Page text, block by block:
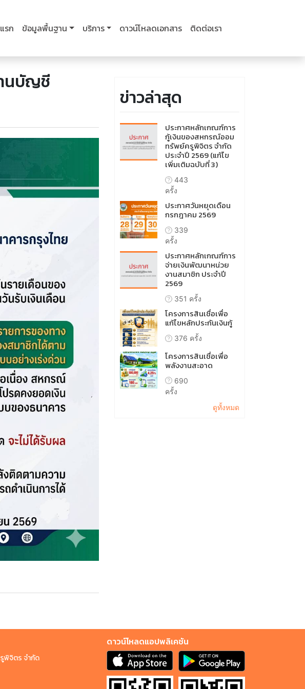
รก ข้อมูลพื้นฐาน บริการ ดาวน์โหลดเอกสาร ติดต่อเรา
นบัญชี
ข่าวล่าสุด
ประกาศหลักเกณฑ์การ
กู้เงินของสหกรณ์ออม
ทรัพย์ครูพิจิตร จำกัด
ประจำปี 2569 (แก้ไข
เพิ่มเติมฉบับที่ 3)
443
ครั้ง
ประกาศวันหยุดเดือน
กรกฎาคม 2569
339
ครั้ง
ประกาศหลักเกณฑ์การ
จ่ายเงินพัฒนาหน่วย
งานสมาชิก ประจำปี
2569
351 ครั้ง
โครงการสินเชื่อเพื่อ
แก้ไขหลักประกันเงินกู้
376 ครั้ง
โครงการสินเชื่อเพื่อ
พลังงานสะอาด
690
ครั้ง
ดูทั้งหมด
จิตร จำกัด
ดาวน์โหลดแอปพลิเคชัน